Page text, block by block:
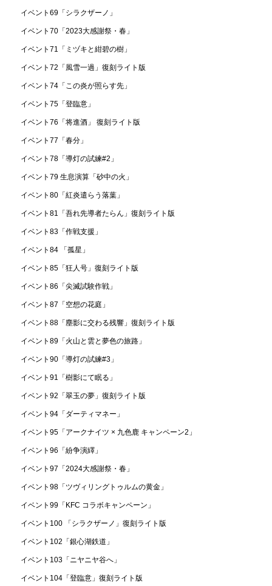
イベント69「シラクザーノ」
イベント70「2023大感謝祭・春」
イベント71「ミヅキと紺碧の樹」
イベント72「風雪一過」復刻ライト版
イベント74「この炎が照らす先」
イベント75「登臨意」
イベント76「将進酒」 復刻ライト版
イベント77「春分」
イベント78「導灯の試練#2」
イベント79 生息演算「砂中の火」
イベント80「紅炎遣らう落葉」
イベント81「吾れ先導者たらん」復刻ライト版
イベント83「作戦支援」
イベント84 「孤星」
イベント85「狂人号」復刻ライト版
イベント86「尖滅試験作戦」
イベント87「空想の花庭」
イベント88「塵影に交わる残響」復刻ライト版
イベント89「火山と雲と夢色の旅路」
イベント90「導灯の試練#3」
イベント91「樹影にて眠る」
イベント92「翠玉の夢」復刻ライト版
イベント94「ダーティマネー」
イベント95「アークナイツ × 九色鹿 キャンペーン2」
イベント96「紛争演繹」
イベント97「2024大感謝祭・春」
イベント98「ツヴィリングトゥルムの黄金」
イベント99「KFC コラボキャンペーン」
イベント100 「シラクザーノ」復刻ライト版
イベント102「銀心湖鉄道」
イベント103「ニヤニヤ谷へ」
イベント104「登臨意」復刻ライト版